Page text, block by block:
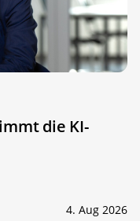
die KI-
4. Aug 2026